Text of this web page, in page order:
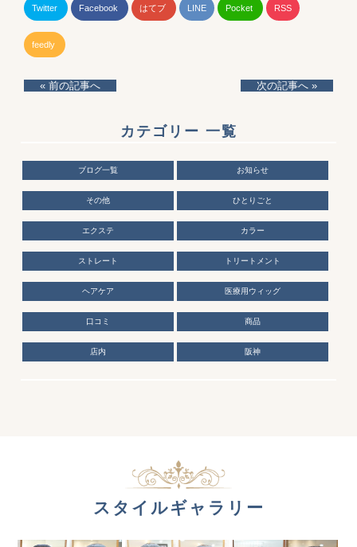
Twitter Facebook はてブ LINE Pocket RSS
feedly
« 前の記事へ 次の記事へ »
カテゴリー 一覧
ブログ一覧 お知らせ
その他 ひとりごと
エクステ カラー
ストレート トリートメント
ヘアケア 医療用ウィッグ
口コミ 商品
店内 阪神
スタイルギャラリー